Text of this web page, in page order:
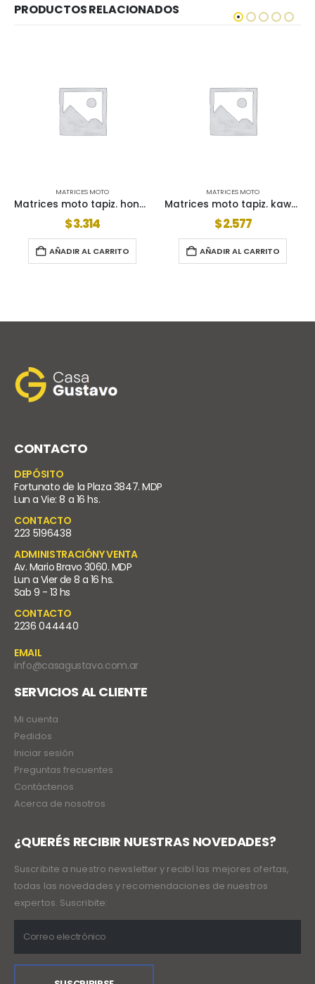
PRODUCTOS RELACIONADOS
MATRICES MOTO
Matrices moto tapiz. honda 24d larga derecha
AÑADIR AL CARRITO
MATRICES MOTO
Matrices moto tapiz. kawasaki 5 izquierda
AÑADIR AL CARRITO
CONTACTO
DEPÓSITO
Fortunato de la Plaza 3847. MDP
Lun a Vie: 8 a 16 hs.
CONTACTO
223 5196438
ADMINISTRACIÓNY VENTA
Av. Mario Bravo 3060. MDP
Lun a Vier de 8 a 16 hs.
Sab 9 - 13 hs
CONTACTO
2236 044440
EMAIL
info@casagustavo.com.ar
SERVICIOS AL CLIENTE
Mi cuenta
Pedidos
Iniciar sesión
Preguntas frecuentes
Contáctenos
Acerca de nosotros
¿QUERÉS RECIBIR NUESTRAS NOVEDADES?
Suscribite a nuestro newsletter y recibí las mejores ofertas,
todas las novedades y recomendaciones de nuestros
expertos. Suscribite: